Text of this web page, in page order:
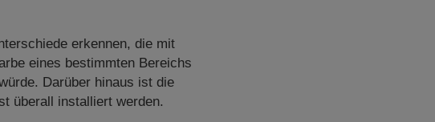
erkennen, die mit
eines bestimmten Bereichs
Darüber hinaus ist die
überall installiert werden.